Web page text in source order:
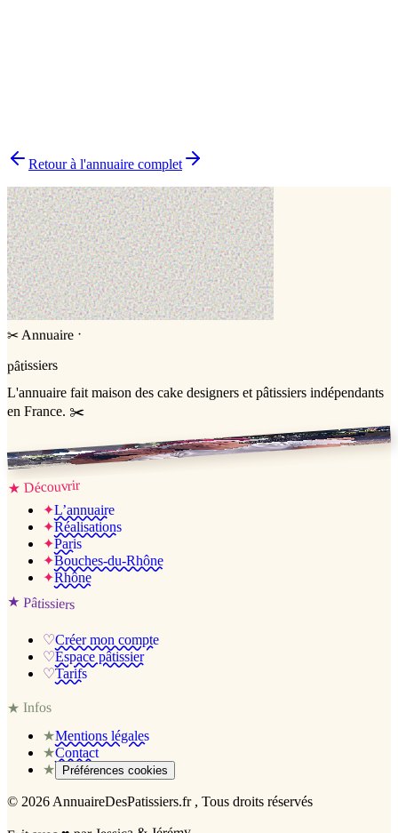
Pourquoi choisir un pâtissier indépendant ?
Retour à l'annuaire complet
✂ Annuaire ·
pâtissiers
L'annuaire fait maison des cake designers et pâtissiers indépendants
en France. ✂️
Jessica & Jérémy ♡
★ Découvrir
✦L’annuaire
✦Réalisations
✦Paris
✦Bouches-du-Rhône
✦Rhône
★ Pâtissiers
♡Créer mon compte
♡Espace pâtissier
♡Tarifs
★Infos
★Mentions légales
★Contact
★
Préférences cookies
© 2026 AnnuaireDesPatissiers.fr , Tous droits réservés